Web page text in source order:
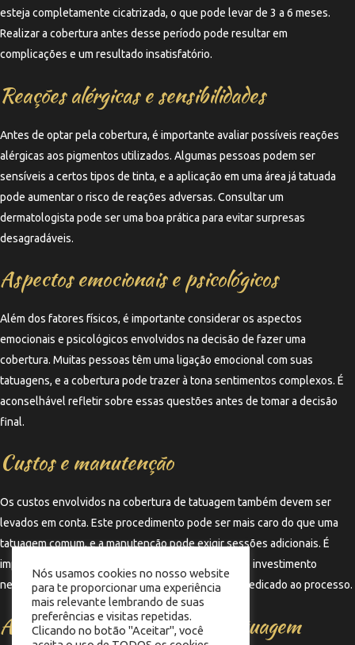
esteja completamente cicatrizada, o que pode levar de 3 a 6 meses.
Realizar a cobertura antes desse período pode resultar em
complicações e um resultado insatisfatório.
Reações alérgicas e sensibilidades
Antes de optar pela cobertura, é importante avaliar possíveis reações
alérgicas aos pigmentos utilizados. Algumas pessoas podem ser
sensíveis a certos tipos de tinta, e a aplicação em uma área já tatuada
pode aumentar o risco de reações adversas. Consultar um
dermatologista pode ser uma boa prática para evitar surpresas
desagradáveis.
Aspectos emocionais e psicológicos
Além dos fatores físicos, é importante considerar os aspectos
emocionais e psicológicos envolvidos na decisão de fazer uma
cobertura. Muitas pessoas têm uma ligação emocional com suas
tatuagens, e a cobertura pode trazer à tona sentimentos complexos. É
aconselhável refletir sobre essas questões antes de tomar a decisão
final.
Custos e manutenção
Os custos envolvidos na cobertura de tatuagem também devem ser
levados em conta. Este procedimento pode ser mais caro do que uma
tatuagem comum, e a manutenção pode exigir sessões adicionais. É
importante estar preparado financeiramente para o investimento
necessário, além de considerar o tempo que será dedicado ao processo.
Alternativas à cobertura de tatuagem
Nós usamos cookies no nosso website
para te proporcionar uma experiência
mais relevante lembrando de suas
preferências e visitas repetidas.
Clicando no botão "Aceitar", você